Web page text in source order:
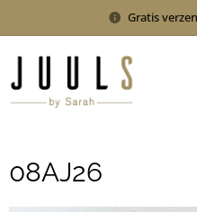
Gratis
08AJ26